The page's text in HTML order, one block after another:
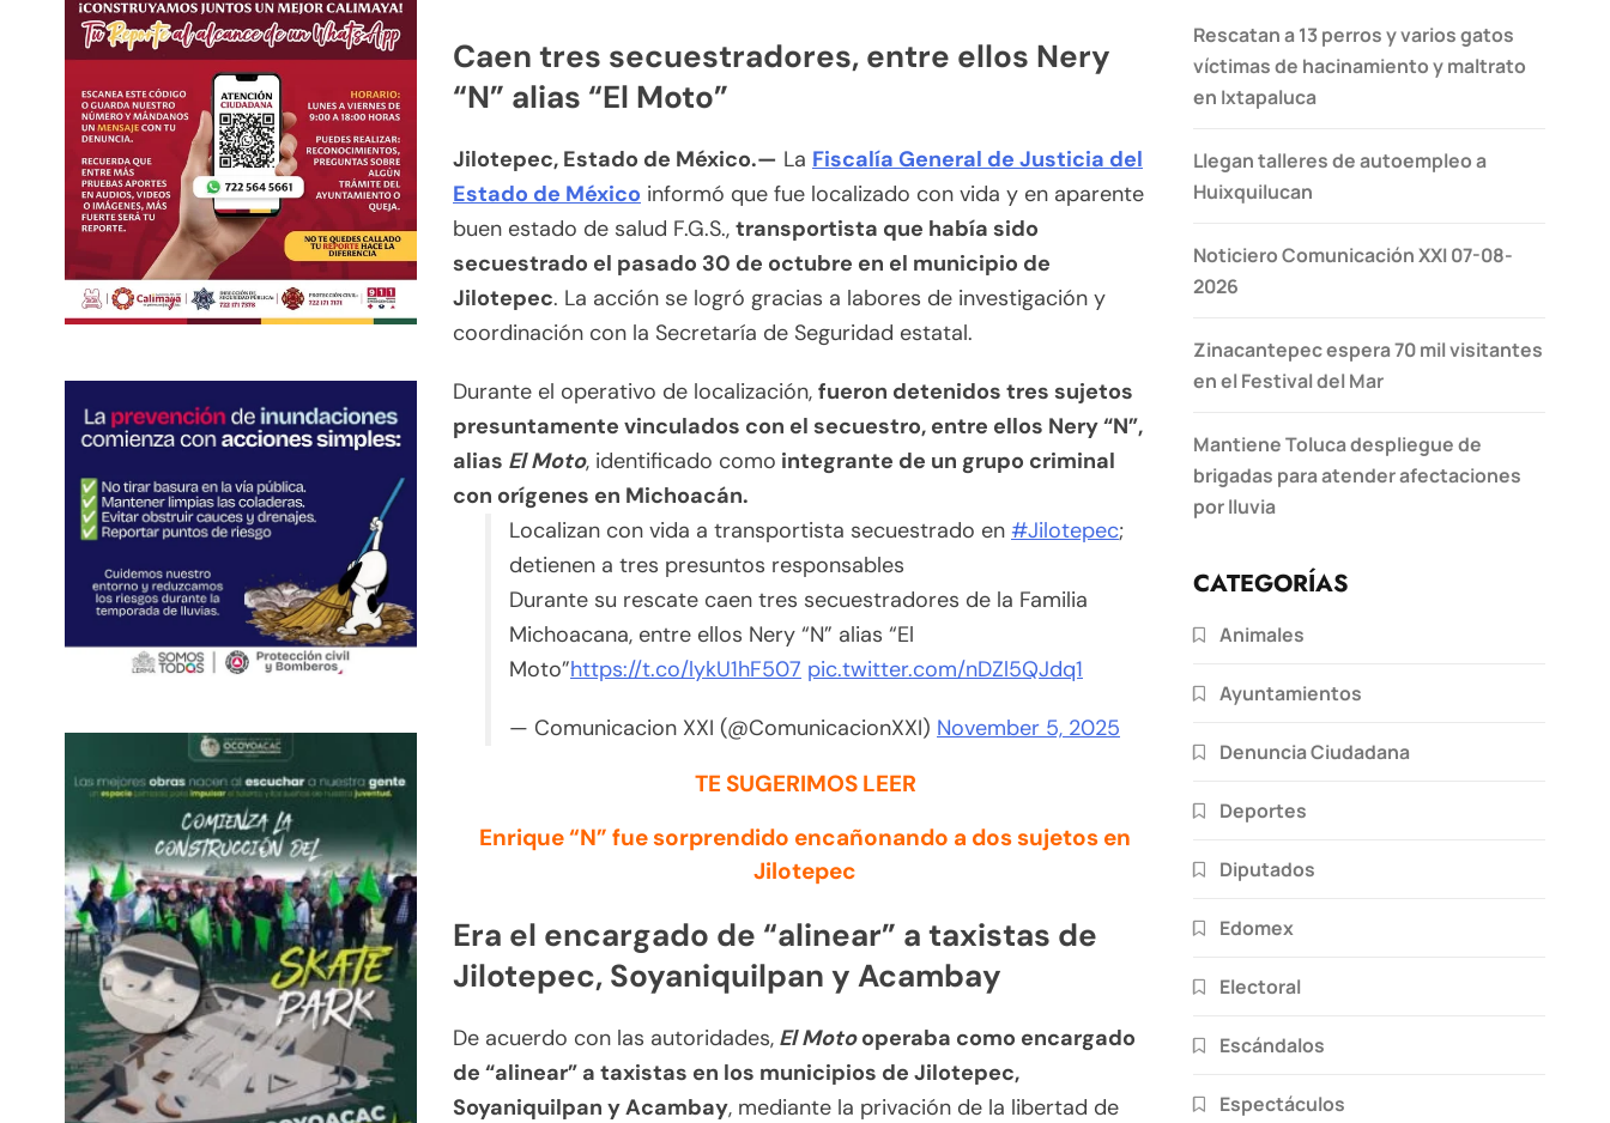
Caen tres secuestradores, entre ellos Nery
“N” alias “El Moto”
Jilotepec, Estado de México.— La Fiscalía General de Justicia del
Estado de México informó que fue localizado con vida y en aparente
buen estado de salud F.G.S., transportista que había sido
secuestrado el pasado 30 de octubre en el municipio de
Jilotepec. La acción se logró gracias a labores de investigación y
coordinación con la Secretaría de Seguridad estatal.
Durante el operativo de localización, fueron detenidos tres sujetos
presuntamente vinculados con el secuestro, entre ellos Nery “N”,
alias El Moto, identificado como integrante de un grupo criminal
con orígenes en Michoacán.
Localizan con vida a transportista secuestrado en #Jilotepec;
detienen a tres presuntos responsables
Durante su rescate caen tres secuestradores de la Familia
Michoacana, entre ellos Nery “N” alias “El
Moto”https://t.co/lykU1hF507 pic.twitter.com/nDZl5QJdq1
— Comunicacion XXI (@ComunicacionXXI) November 5, 2025
TE SUGERIMOS LEER
Enrique “N” fue sorprendido encañonando a dos sujetos en
Jilotepec
Era el encargado de “alinear” a taxistas de
Jilotepec, Soyaniquilpan y Acambay
De acuerdo con las autoridades, El Motooperaba como encargado
de “alinear” a taxistas en los municipios de Jilotepec,
Soyaniquilpan y Acambay, mediante la privación de la libertad de
Rescatan a 13 perros y varios gatos
víctimas de hacinamiento y maltrato
en Ixtapaluca
Llegan talleres de autoempleo a
Huixquilucan
Noticiero Comunicación XXI 07-08-
2026
Zinacantepec espera 70 mil visitantes
en el Festival del Mar
Mantiene Toluca despliegue de
brigadas para atender afectaciones
por lluvia
CATEGORÍAS
Animales
Ayuntamientos
Denuncia Ciudadana
Deportes
Diputados
Edomex
Electoral
Escándalos
Espectáculos